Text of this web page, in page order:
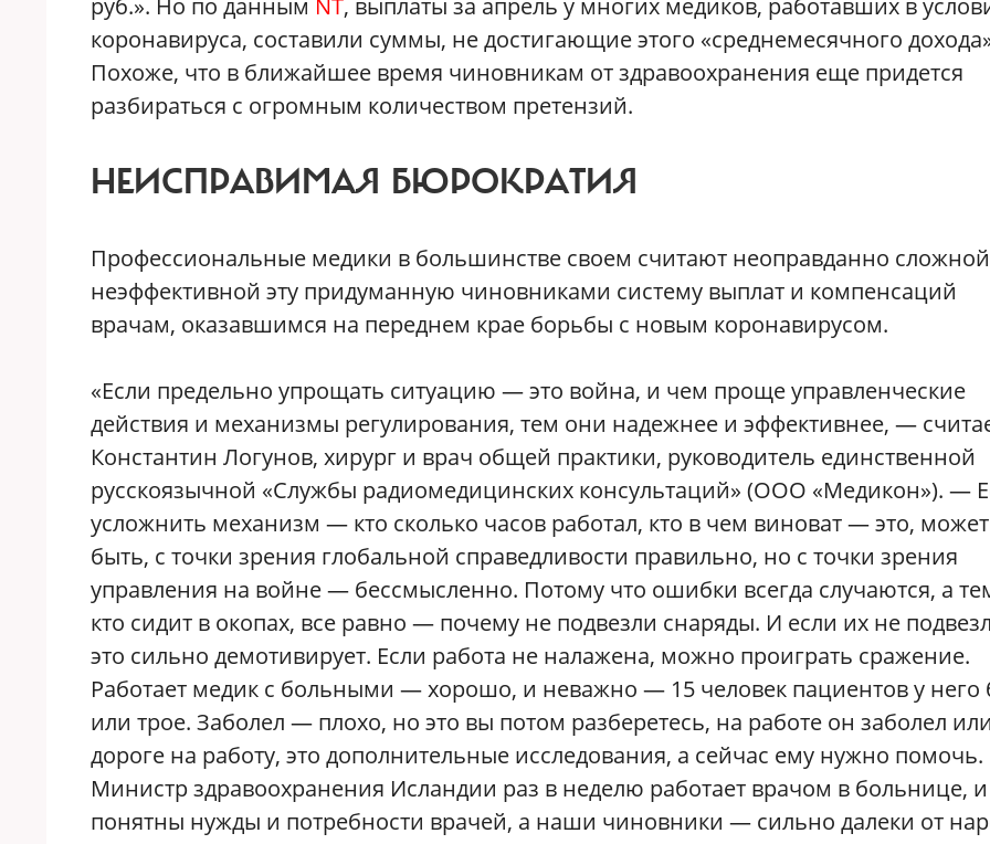
руб.». Но по данным NT, выплаты за апрель у многих медиков, работавших в
коронавируса, составили суммы, не достигающие этого «среднемесячного
Похоже, что в ближайшее время чиновникам от здравоохранения еще придется
разбираться с огромным количеством претензий.
НЕИСПРАВИМАЯ БЮРОКРАТИЯ
Профессиональные медики в большинстве своем считают неоправданно
неэффективной эту придуманную чиновниками систему выплат и компенсаций
врачам, оказавшимся на переднем крае борьбы с новым коронавирусом.
«Если предельно упрощать ситуацию — это война, и чем проще управленческие
действия и механизмы регулирования, тем они надежнее и эффективнее, —
Константин Логунов, хирург и врач общей практики, руководитель единственной
русскоязычной «Службы радиомедицинских консультаций» (ООО «Медикон»). —
усложнить механизм — кто сколько часов работал, кто в чем виноват — это, может
быть, с точки зрения глобальной справедливости правильно, но с точки зрения
управления на войне — бессмысленно. Потому что ошибки всегда случаются, а
кто сидит в окопах, все равно — почему не подвезли снаряды. И если их не
это сильно демотивирует. Если работа не налажена, можно проиграть сражение.
Работает медик с больными — хорошо, и неважно — 15 человек пациентов у него
или трое. Заболел — плохо, но это вы потом разберетесь, на работе он заболел
дороге на работу, это дополнительные исследования, а сейчас ему нужно помочь.
Министр здравоохранения Исландии раз в неделю работает врачом в больнице,
понятны нужды и потребности врачей, а наши чиновники — сильно далеки от